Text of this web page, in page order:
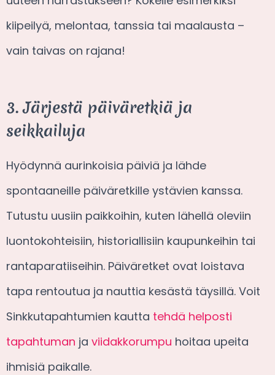
kiipeilyä, melontaa, tanssia tai maalausta –
vain taivas on rajana!
3. Järjestä päiväretkiä ja
seikkailuja
Hyödynnä aurinkoisia päiviä ja lähde
spontaaneille päiväretkille ystävien kanssa.
Tutustu uusiin paikkoihin, kuten lähellä oleviin
luontokohteisiin, historiallisiin kaupunkeihin tai
rantaparatiiseihin. Päiväretket ovat loistava
tapa rentoutua ja nauttia kesästä täysillä. Voit
Sinkkutapahtumien kautta tehdä helposti
tapahtuman ja viidakkorumpu hoitaa upeita
ihmisiä paikalle.